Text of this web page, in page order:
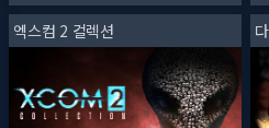
엑스컴 2 컬렉션